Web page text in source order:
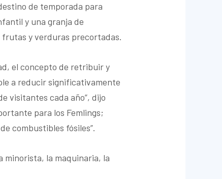
de temporada para
y una granja de
frutas y verduras precortadas.
el concepto de retribuir y
a reducir significativamente
visitantes cada año”, dijo
para los Femlings;
combustibles fósiles”.
minorista, la maquinaria, la